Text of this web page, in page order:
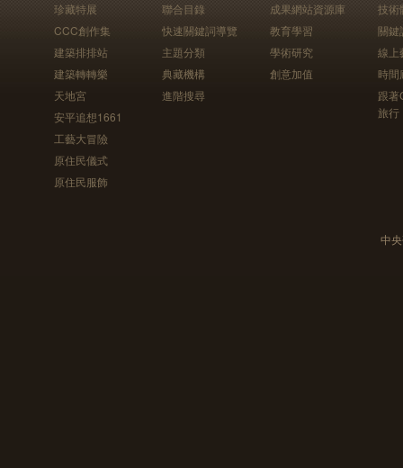
珍藏特展
CCC創作集
建築排排站
建築轉轉樂
天地宮
安平追想1661
工藝大冒險
原住民儀式
原住民服飾
聯合目錄
快速關鍵詞導覽
主題分類
典藏機構
進階搜尋
成果網站資源庫
教育學習
學術研究
創意加值
技術
關鍵
線上
時間
跟
旅行
中